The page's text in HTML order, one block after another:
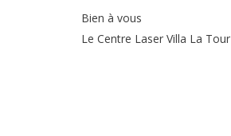
Bien à vous
Le Centre Laser Villa La Tour